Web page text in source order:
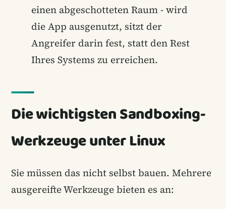
einen abgeschotteten Raum - wird
die App ausgenutzt, sitzt der
Angreifer darin fest, statt den Rest
Ihres Systems zu erreichen.
Die wichtigsten Sandboxing-
Werkzeuge unter Linux
Sie müssen das nicht selbst bauen. Mehrere
ausgereifte Werkzeuge bieten es an: